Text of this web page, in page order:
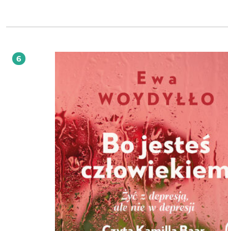
siła przekonań i ukierunkowanie koncentracji. Błękitny umysł przynosi odpowiedzi na
na przykład tego, jak przyspieszyć swoją karierę lub jak osiągnąć stan
także fragmenty skupione raczej na psychologii i filozofii, zachęcające do
odpowiedzenia sobie na ważne pytania. Jednak siła tej książki nie tkwi
tych wszystkich technikach, trikach, historiach, życiowych przykładach. Wynika z
dojrzenia prawdziwej głębi - zanurzenia się w tym, co jest przyczyną, a nie
Esencja błękitnego umysłu: Wiara bez umiejętności to magiczne myślenie.
Umiejętności bez wiary to stracony potencjał. Myślenie bez odczuwania to rezygnacja
tworzyć rzeczywistość na własnych warunkach. Możemy przełamywać schematy,
dokonywać niebanalnych zmian i stworzyć sobie inne życie. Trzeba jedynie myśleć na
odwrót, działać na opak i poznać nieznane.
6